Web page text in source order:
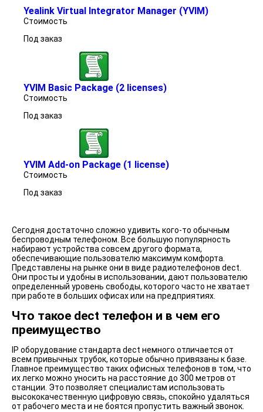
Yealink Virtual Integrator Manager (YVIM)
Стоимость
Под заказ
YVIM Basic Package (2 licenses)
Стоимость
Под заказ
YVIM Add-on Package (1 license)
Стоимость
Под заказ
Сегодня достаточно сложно удивить кого-то обычным
беспроводным телефоном. Все большую популярность
набирают устройства совсем другого формата,
обеспечивающие пользователю максимум комфорта.
Представлены на рынке они в виде радиотелефонов dect.
Они просты и удобны в использовании, дают пользователю
определенный уровень свободы, которого часто не хватает
при работе в больших офисах или на предприятиях.
Что такое dect телефон и в чем его
преимущество
IP оборудование стандарта dect немного отличается от
всем привычных трубок, которые обычно привязаны к базе.
Главное преимущество таких офисных телефонов в том, что
их легко можно уносить на расстояние до 300 метров от
станции. Это позволяет специалистам использовать
высококачественную цифровую связь, спокойно удаляться
от рабочего места и не боятся пропустить важный звонок.